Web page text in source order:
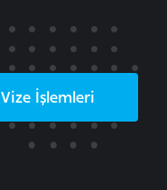
Vize İşlemleri